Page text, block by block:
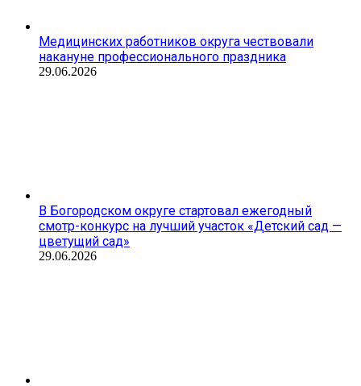
Медицинских работников округа чествовали
накануне профессионального праздника
29.06.2026
В Богородском округе стартовал ежегодный
смотр-конкурс на лучший участок «Детский сад —
цветущий сад»
29.06.2026